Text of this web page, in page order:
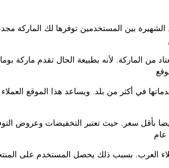
بين المستخدمين توفرها لك الماركة
من الماركة. لأنه بطبيعة الحال تقدم ماركة
في أكثر من بلد. ويساعد هذا الموقع
بأقل سعر . حيث تعتبر التخفيضات وعروض
عام
العرب. بسبب ذلك يحصل المستخدم على